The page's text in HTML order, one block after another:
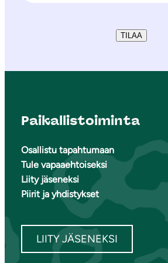
TILAA
Paikallistoiminta
Osallistu tapahtumaan
Tule vapaaehtoiseksi
Liity jäseneksi
Piirit ja yhdistykset
LIITY JÄSENEKSI